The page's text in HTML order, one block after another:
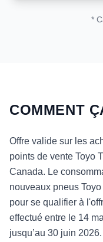
*
COMMENT
Offre valide sur les
points de vente Toyo
Canada. Le
nouveaux pneus
pour se qualifier à
effectué entre le 14
jusqu’au 30 juin